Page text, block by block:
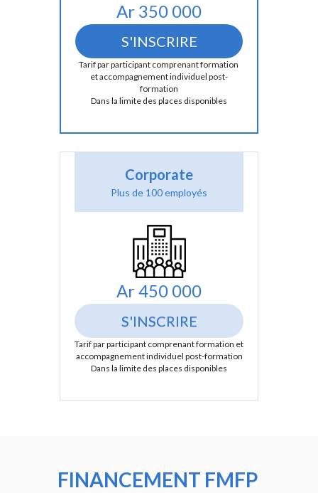
Ar 350 000
S'INSCRIRE
Tarif par participant comprenant formation
et accompagnement individuel post-
formation
Dans la limite des places disponibles
Corporate
Plus de 100 employés
Ar 450 000
S'INSCRIRE
Tarif par participant comprenant formation et
accompagnement individuel post-formation
Dans la limite des places disponibles
FINANCEMENT FMFP